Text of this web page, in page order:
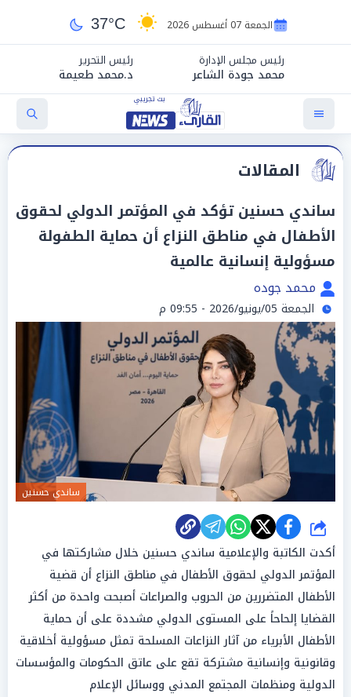
الجمعة 07 أغسطس 2026 37°C
رئيس مجلس الإدارة
محمد جودة الشاعر
رئيس التحرير
د.محمد طعيمة
المقالات
ساندي حسنين تؤكد في المؤتمر الدولي لحقوق
الأطفال في مناطق النزاع أن حماية الطفولة
مسؤولية إنسانية عالمية
محمد جوده
الجمعة 05/يونيو/2026 - 09:55 م
ساندي حسنين
شارك
أكدت الكاتبة والإعلامية ساندي حسنين خلال مشاركتها في
المؤتمر الدولي لحقوق الأطفال في مناطق النزاع أن قضية
الأطفال المتضررين من الحروب والصراعات أصبحت واحدة من أكثر
القضايا إلحاحاً على المستوى الدولي مشددة على أن حماية
الأطفال الأبرياء من آثار النزاعات المسلحة تمثل مسؤولية أخلاقية
وقانونية وإنسانية مشتركة تقع على عاتق الحكومات والمؤسسات
الدولية ومنظمات المجتمع المدني ووسائل الإعلام